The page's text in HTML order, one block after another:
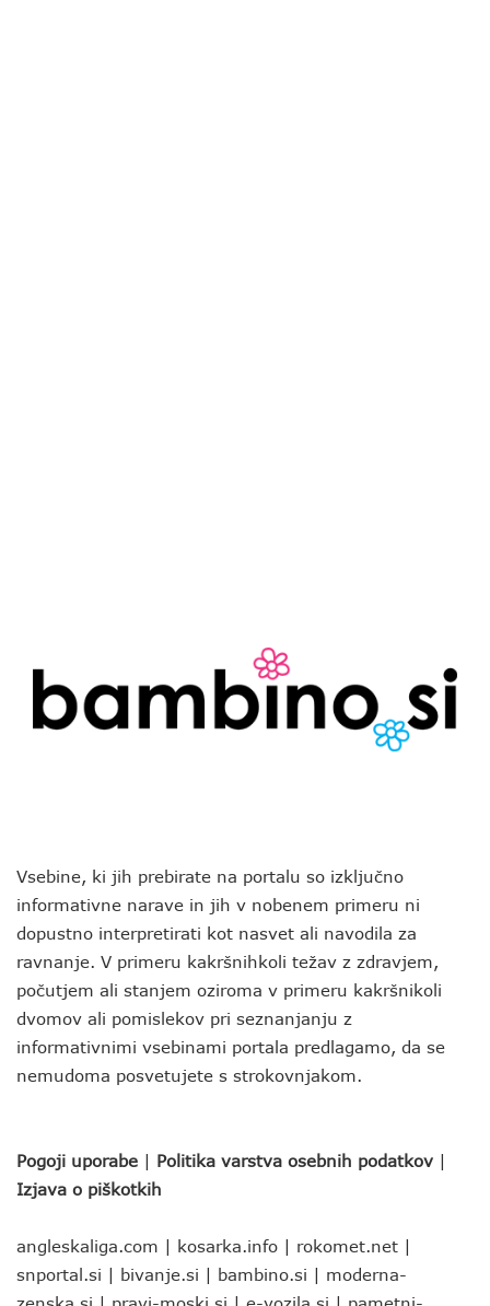
Vsebine, ki jih prebirate na portalu so izključno
informativne narave in jih v nobenem primeru ni
dopustno interpretirati kot nasvet ali navodila za
ravnanje. V primeru kakršnihkoli težav z zdravjem,
počutjem ali stanjem oziroma v primeru kakršnikoli
dvomov ali pomislekov pri seznanjanju z
informativnimi vsebinami portala predlagamo, da se
nemudoma posvetujete s strokovnjakom.
Pogoji uporabe | Politika varstva osebnih podatkov |
Izjava o piškotkih
angleskaliga.com | kosarka.info | rokomet.net |
snportal.si | bivanje.si | bambino.si | moderna-